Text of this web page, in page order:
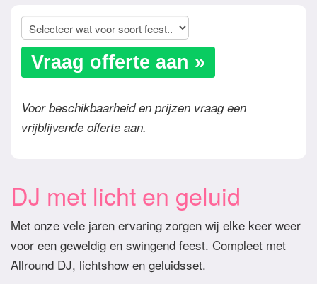
Vraag offerte aan »
Voor beschikbaarheid en prijzen vraag een
vrijblijvende offerte aan.
DJ met licht en geluid
Met onze vele jaren ervaring zorgen wij elke keer weer
voor een geweldig en swingend feest. Compleet met
Allround DJ, lichtshow en geluidsset.